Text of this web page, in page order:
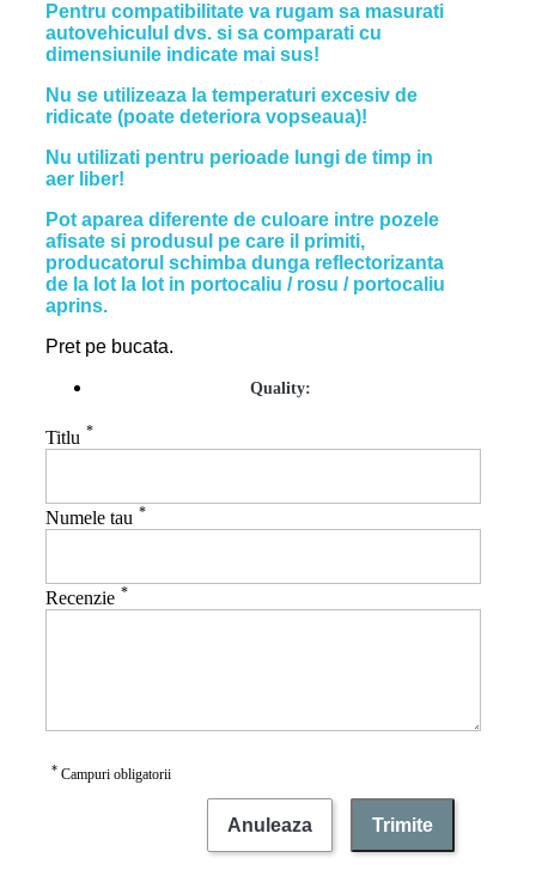
Pentru compatibilitate va rugam sa masurati
autovehiculul dvs. si sa comparati cu
dimensiunile indicate mai sus!
Nu se utilizeaza la temperaturi excesiv de
ridicate (poate deteriora vopseaua)!
Nu utilizati pentru perioade lungi de timp in
aer liber!
Pot aparea diferente de culoare intre pozele
afisate si produsul pe care il primiti,
producatorul schimba dunga reflectorizanta
de la lot la lot in portocaliu / rosu / portocaliu
aprins.
Pret pe bucata.
Quality:
Titlu *
Numele tau *
Recenzie *
* Campuri obligatorii
Anuleaza Trimite